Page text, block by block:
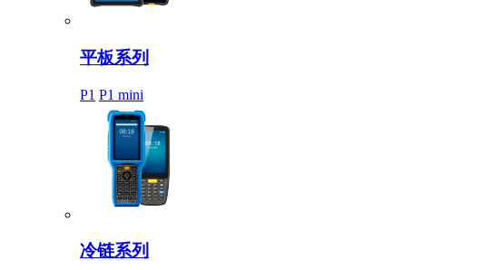
平板系列
P1 P1 mini
冷链系列